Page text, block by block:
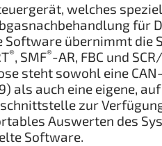
welches
für
Software übernimmt die
®, SMF®-AR, FBC und
steht sowohl eine
als auch eine eigene,
zur
Auswerten des
Software.